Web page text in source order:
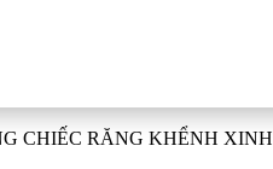
CHIẾC RĂNG KHỂNH XINH